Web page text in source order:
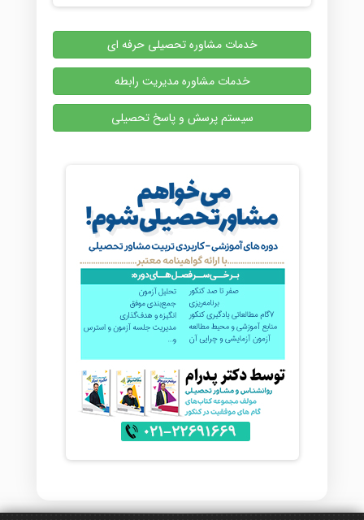
خدمات مشاوره تحصیلی حرفه ای
خدمات مشاوره مدیریت رابطه
سیستم پرسش و پاسخ تحصیلی